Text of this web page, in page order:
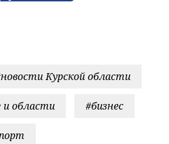
Курской области
и области #бизнес